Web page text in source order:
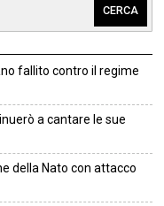
CERCA
fallito contro il regime
a cantare le sue
della Nato con attacco